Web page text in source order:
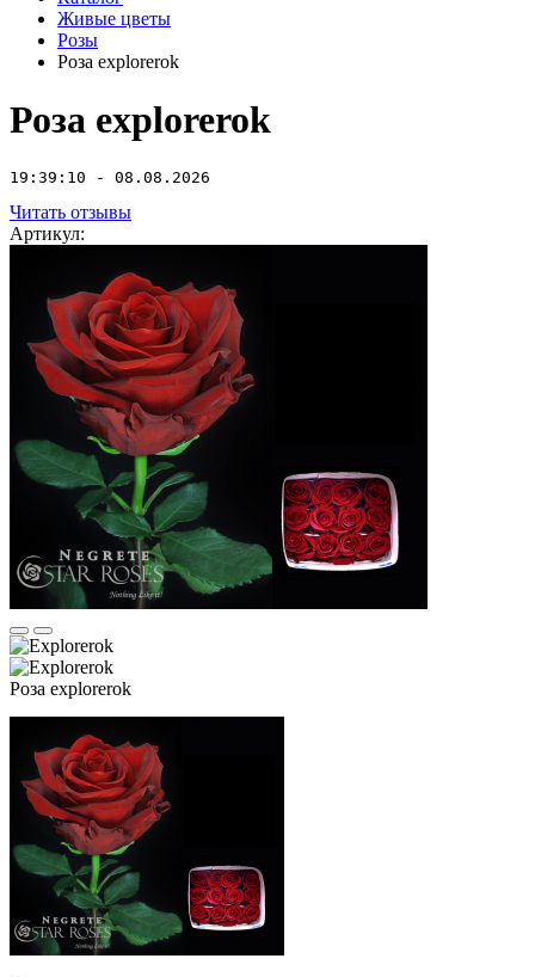
Живые цветы
Розы
Роза explorerok
Роза explorerok
19:39:10 - 08.08.2026
Читать отзывы
Артикул:
Роза explorerok